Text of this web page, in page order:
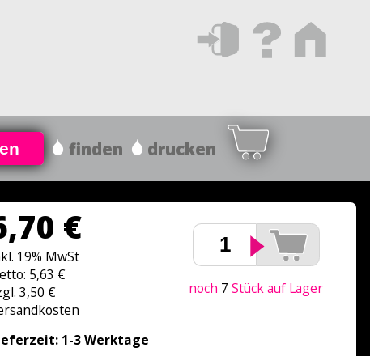
finden drucken
€
19% MwSt
5,63 €
3,50 €
1-3 Werktage
noch 7Stück auf Lager